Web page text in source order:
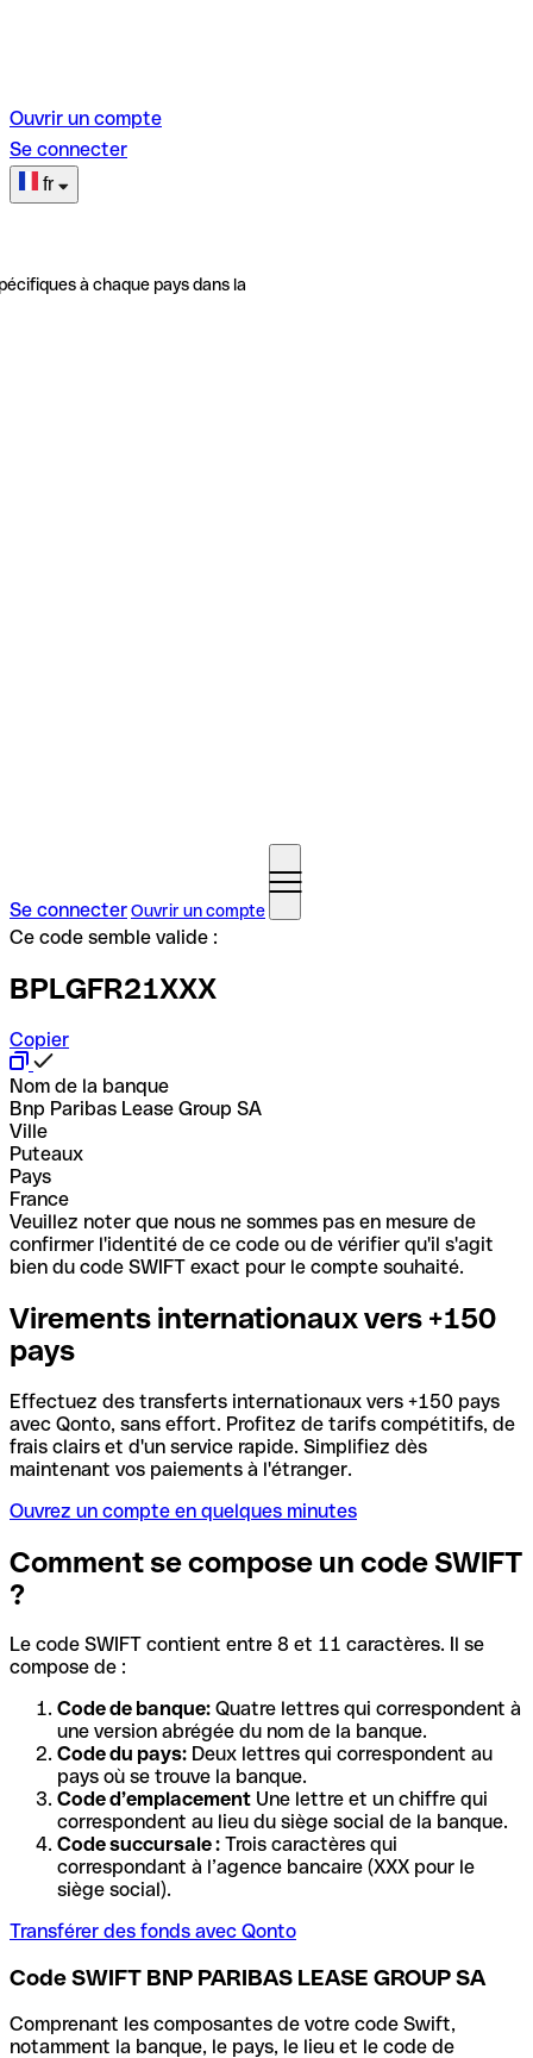
Ouvrir un compte
Se connecter
fr
à chaque pays dans la
Se connecterOuvrir un compte
Ce code semble valide :
BPLGFR21XXX
Copier
Nom de la banque
Bnp Paribas Lease Group SA
Ville
Puteaux
Pays
France
Veuillez noter que nous ne sommes pas en mesure de
confirmer l'identité de ce code ou de vérifier qu'il s'agit
bien du code SWIFT exact pour le compte souhaité.
Virements internationaux vers +150
pays
Effectuez des transferts internationaux vers +150 pays
avec Qonto, sans effort. Profitez de tarifs compétitifs, de
frais clairs et d'un service rapide. Simplifiez dès
maintenant vos paiements à l'étranger.
Ouvrez un compte en quelques minutes
Comment se compose un code SWIFT
?
Le code SWIFT contient entre 8 et 11 caractères. Il se
compose de :
Code de banque: Quatre lettres qui correspondent à
une version abrégée du nom de la banque.
Code du pays: Deux lettres qui correspondent au
pays où se trouve la banque.
Code d’emplacement Une lettre et un chiffre qui
correspondent au lieu du siège social de la banque.
Code succursale : Trois caractères qui
correspondant à l’agence bancaire (XXX pour le
siège social).
Transférer des fonds avec Qonto
Code SWIFT BNP PARIBAS LEASE GROUP SA
Comprenant les composantes de votre code Swift,
notamment la banque, le pays, le lieu et le code de